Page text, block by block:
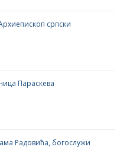
српски
Параскева
Радовића, богослужи